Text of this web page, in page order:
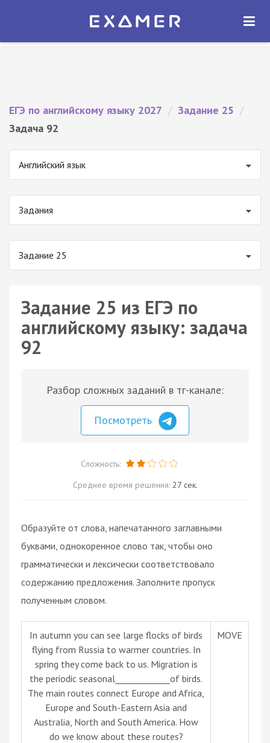
Экзамер — ЕГЭ 2027
ОТКРЫТЬ
ЕГЭ по английскому языку 2027 / Задание 25 /
Задача 92
Английский язык
Задания
Задание 25
Задание 25 из ЕГЭ по
английскому языку: задача
92
Разбор сложных заданий в тг-канале:
Посмотреть
Сложность:
Среднее время решения: 27 сек.
Образуйте от слова, напечатанного заглавными
буквами, однокоренное слово так, чтобы оно
грамматически и лексически соответствовало
содержанию предложения. Заполните пропуск
полученным словом.
In autumn you can see large flocks of birds
flying from Russia to warmer countries. In
spring they come back to us. Migration is
the periodic seasonal_____________of birds.
The main routes connect Europe and Africa,
Europe and South-Eastern Asia and
Australia, North and South America. How
do we know about these routes?
MOVE